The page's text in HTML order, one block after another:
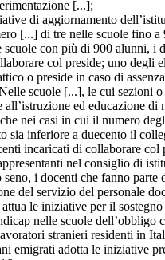
[...];
di aggiornamento
[...] di tre nelle scuole fino a
scuole con più di 900 alunni, i
col preside; uno degli
o preside in caso di
scuole [...], le cui sezioni o
all’istruzione ed educazione di
nei casi in cui il numero
sia inferiore a duecento il
incaricati di collaborare col
nel consiglio di
seno, i docenti che fanno parte
del servizio del personale
le iniziative per il
nelle scuole dell’obbligo
stranieri residenti in
emigrati adotta le iniziative